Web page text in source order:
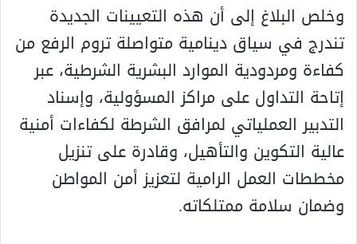
وخلص البلاغ إلى أن هذه التعيينات الجديدة
تندرج في سياق دينامية متواصلة تروم الرفع من
كفاءة ومردودية الموارد البشرية الشرطية، عبر
إتاحة التداول على مراكز المسؤولية، وإسناد
التدبير العملياتي لمرافق الشرطة لكفاءات أمنية
عالية التكوين والتأهيل، وقادرة على تنزيل
مخططات العمل الرامية لتعزيز أمن المواطن
وضمان سلامة ممتلكاته.